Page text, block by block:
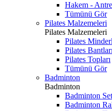
Hakem -
Tümünü Gör
Pilates Malzemeleri
Pilates Malzemeleri
Pilates
Pilates Bantları
Pilates Topları
Tümünü Gör
Badminton
Badminton
Badminton
Badminton